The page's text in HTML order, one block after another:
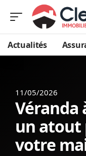
Actualités
11/05/2026
Véranda
un atout
votre